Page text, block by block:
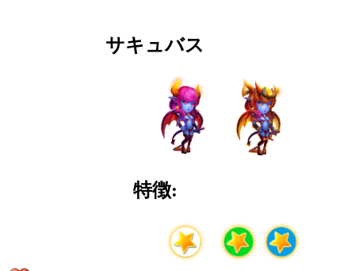
サキュバス
特徴: